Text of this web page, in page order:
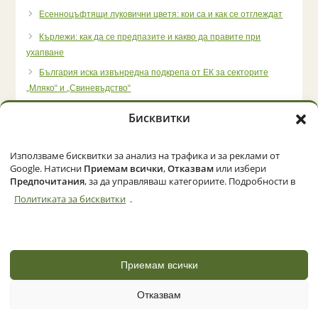
Бисквитки
Използваме бисквитки за анализ на трафика и за реклами от
Google. Натисни Приемам всички,Отказвам или избери
Предпочитания, за да управляваш категориите. Подробности в
Политиката за бисквитки .
Приемам всички
Отказвам
Есенноцъфтящи луковични цветя: кои са и как се отглеждат
Кърлежи: как да се предпазите и какво да правите при
ухапване
България иска извънредна подкрепа от ЕК за секторите
„Мляко“ и „Свиневъдство“
НачалоКатегорииПолитика за бисквитки (ЕС)